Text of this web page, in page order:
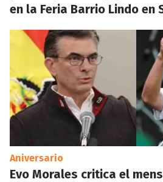
en la Feria Barrio Lindo en
Aniversario
Evo Morales critica el